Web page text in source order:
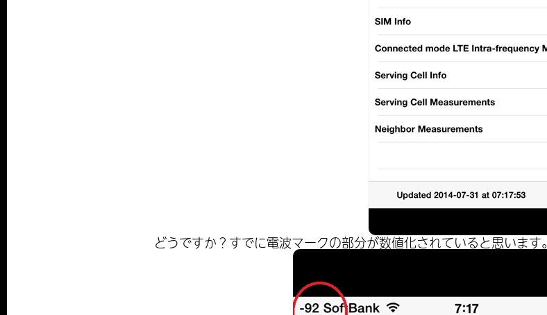
どうですか？すでに電波マークの部分が数値化されていると思います。